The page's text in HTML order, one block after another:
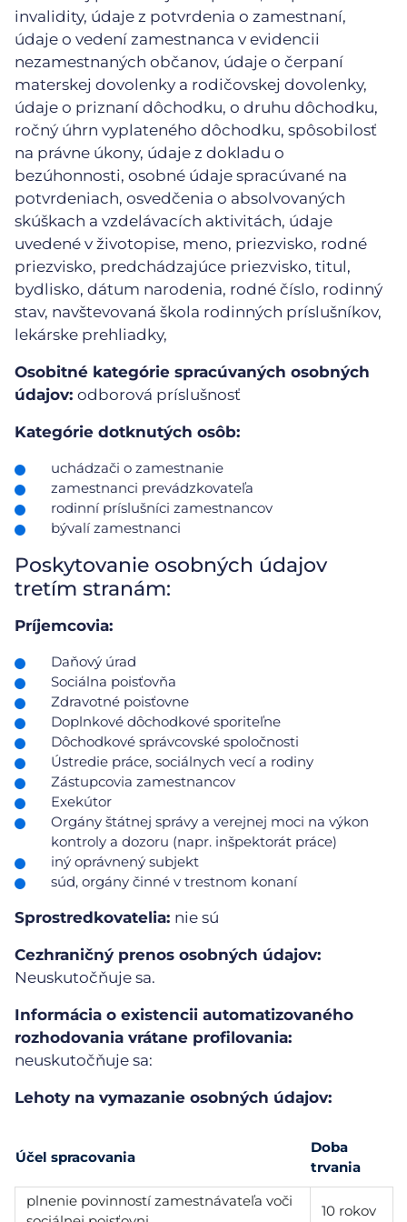
invalidity, údaje z potvrdenia o zamestnaní,
údaje o vedení zamestnanca v evidencii
nezamestnaných občanov, údaje o čerpaní
materskej dovolenky a rodičovskej dovolenky,
údaje o priznaní dôchodku, o druhu dôchodku,
ročný úhrn vyplateného dôchodku, spôsobilosť
na právne úkony, údaje z dokladu o
bezúhonnosti, osobné údaje spracúvané na
potvrdeniach, osvedčenia o absolvovaných
skúškach a vzdelávacích aktivitách, údaje
uvedené v životopise, meno, priezvisko, rodné
priezvisko, predchádzajúce priezvisko, titul,
bydlisko, dátum narodenia, rodné číslo, rodinný
stav, navštevovaná škola rodinných príslušníkov,
lekárske prehliadky,
Osobitné kategórie spracúvaných osobných
údajov: odborová príslušnosť
Kategórie dotknutých osôb:
uchádzači o zamestnanie
zamestnanci prevádzkovateľa
rodinní príslušníci zamestnancov
bývalí zamestnanci
Poskytovanie osobných údajov
tretím stranám:
Príjemcovia:
Daňový úrad
Sociálna poisťovňa
Zdravotné poisťovne
Doplnkové dôchodkové sporiteľne
Dôchodkové správcovské spoločnosti
Ústredie práce, sociálnych vecí a rodiny
Zástupcovia zamestnancov
Exekútor
Orgány štátnej správy a verejnej moci na výkon
kontroly a dozoru (napr. inšpektorát práce)
iný oprávnený subjekt
súd, orgány činné v trestnom konaní
Sprostredkovatelia: nie sú
Cezhraničný prenos osobných údajov:
Neuskutočňuje sa.
Informácia o existencii automatizovaného
rozhodovania vrátane profilovania:
neuskutočňuje sa:
Lehoty na vymazanie osobných údajov:
Účel spracovania
Doba
trvania
plnenie povinností zamestnávateľa voči
10 rokov